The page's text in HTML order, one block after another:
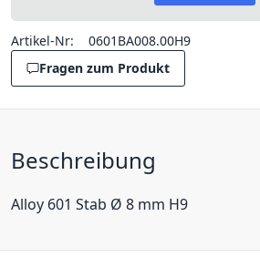
Artikel-Nr:
0601BA008.00H9
Fragen zum Produkt
Beschreibung
Alloy 601 Stab Ø 8 mm H9